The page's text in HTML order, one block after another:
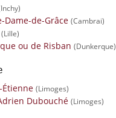
Dame-de-Grâce (Cambrai)
(Lille)
ou de Risban (Dunkerque)
(Limoges)
Dubouché (Limoges)